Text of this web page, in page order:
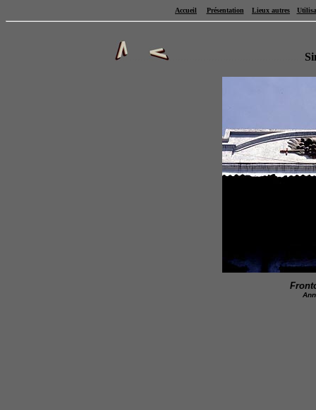
Accueil Présentation Lieux autres
................................................